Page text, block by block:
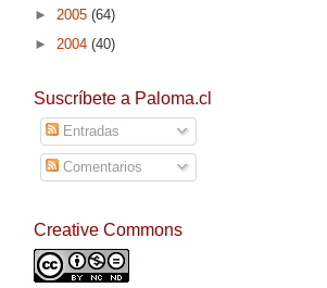
► 2005 (64)
► 2004 (40)
Suscríbete a Paloma.cl
Entradas
Comentarios
Creative Commons